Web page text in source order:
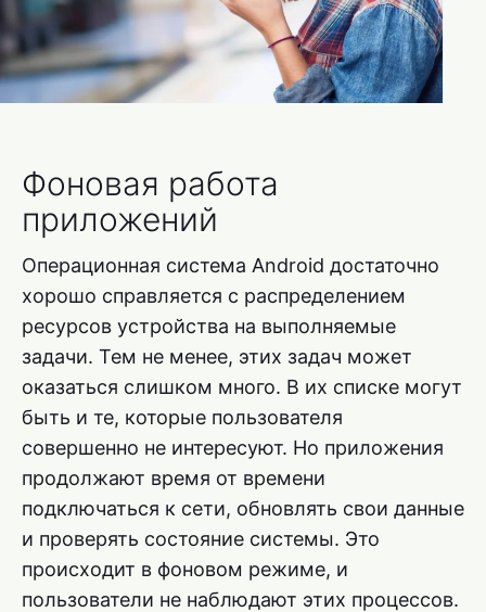
Фоновая работа
приложений
Операционная система Android достаточно
хорошо справляется с распределением
ресурсов устройства на выполняемые
задачи. Тем не менее, этих задач может
оказаться слишком много. В их списке могут
быть и те, которые пользователя
совершенно не интересуют. Но приложения
продолжают время от времени
подключаться к сети, обновлять свои данные
и проверять состояние системы. Это
происходит в фоновом режиме, и
пользователи не наблюдают этих процессов.